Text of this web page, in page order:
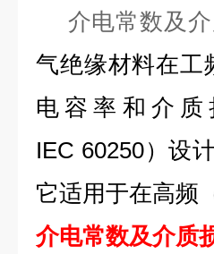
介电常数及
气绝缘材料在工
电容率和介
IEC 60250）设
它适用于在高频
介电常数及介质